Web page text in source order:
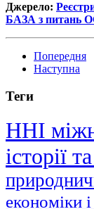
Джерело:
БАЗА з питань
Попередня
Наступна
Теги
ННІ
історії
економіки